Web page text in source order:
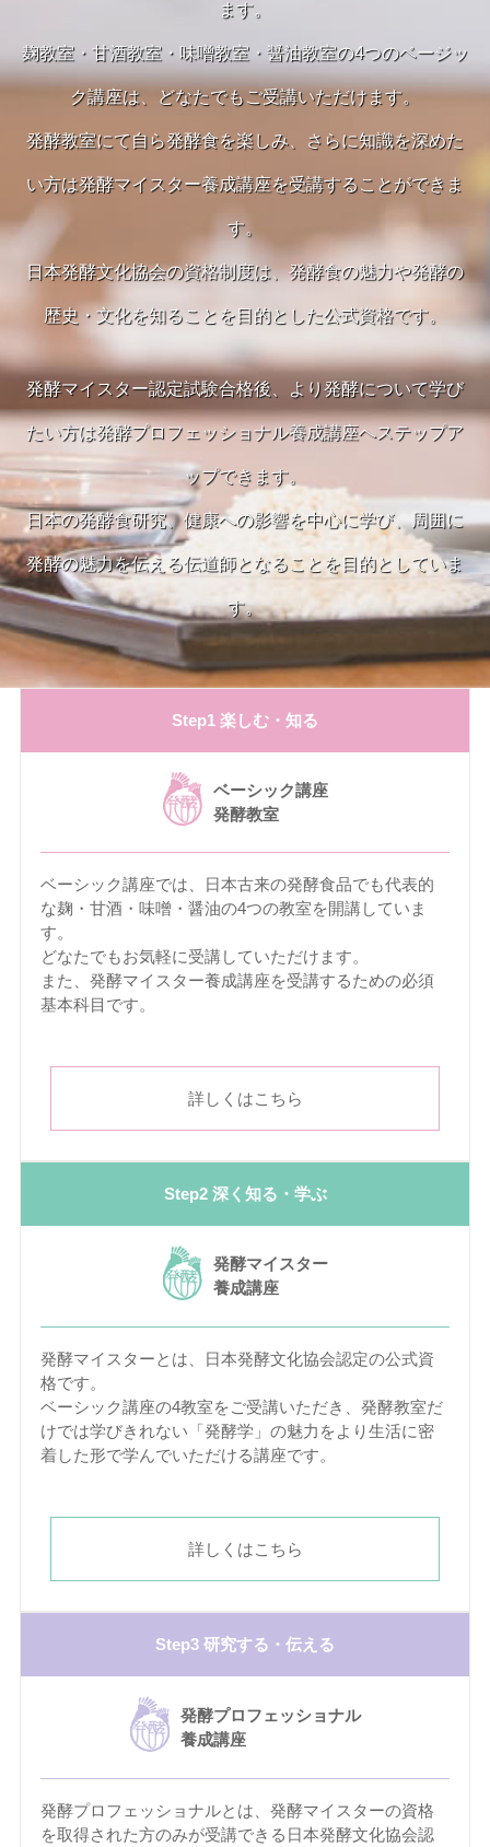
ます。
麹教室・甘酒教室・味噌教室・醤油教室の4つのベージッ
ク講座は、どなたでもご受講いただけます。
発酵教室にて自ら発酵食を楽しみ、さらに知識を深めた
い方は発酵マイスター養成講座を受講することができま
す。
日本発酵文化協会の資格制度は、発酵食の魅力や発酵の
歴史・文化を知ることを目的とした公式資格です。
発酵マイスター認定試験合格後、より発酵について学び
たい方は発酵プロフェッショナル養成講座へステップア
ップできます。
日本の発酵食研究、健康への影響を中心に学び、周囲に
発酵の魅力を伝える伝道師となることを目的としていま
す。
Step1 楽しむ・知る
ベーシック講座
発酵教室
ベーシック講座では、日本古来の発酵食品でも代表的
な麹・甘酒・味噌・醤油の4つの教室を開講していま
す。
どなたでもお気軽に受講していただけます。
また、発酵マイスター養成講座を受講するための必須
基本科目です。
詳しくはこちら
Step2 深く知る・学ぶ
発酵マイスター
養成講座
発酵マイスターとは、日本発酵文化協会認定の公式資
格です。
ベーシック講座の4教室をご受講いただき、発酵教室だ
けでは学びきれない「発酵学」の魅力をより生活に密
着した形で学んでいただける講座です。
詳しくはこちら
Step3 研究する・伝える
発酵プロフェッショナル
養成講座
発酵プロフェッショナルとは、発酵マイスターの資格
を取得された方のみが受講できる日本発酵文化協会認